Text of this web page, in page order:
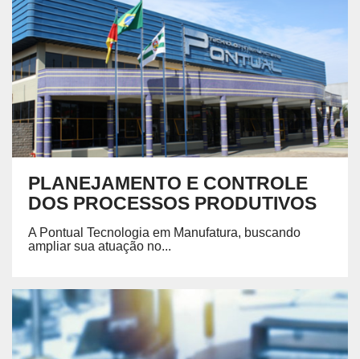
PLANEJAMENTO E CONTROLE
DOS PROCESSOS PRODUTIVOS
A Pontual Tecnologia em Manufatura, buscando
ampliar sua atuação no...